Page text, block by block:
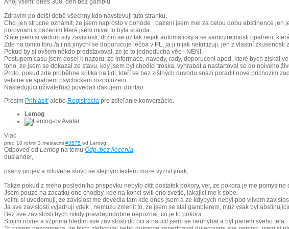
Ahoj všem: dnes 308. den bez gamblu
Zdravím po delší době všechny kdo navstevuji tuto stranku.
Chci jen strucne oznámit, ze jsem naprosto v pohode , bazeni jsem mel za celou dobu abstinence
porovnani s bazenim které jsem mival to byla sranda.
Stále jsem si vedom sily zavislosti, drzim se uz tak nejak automaticky a se samozrejmosti opatreni,
Zde na tomto foru /a i na jinych/ se doporucuje léčba v PL, ja ji nijak nekritizuji, jen z vlastní
Pokud by si ovšem někdo predstavoval, ze je to jednoducha věc - NENI.
Postupem casu jsem dosel k nazoru, ze informace, navody, rady, doporuceni apod, které bych
toho, ze jsem se dokazal ze stavu, kdy jsem byl chodici troska, vyhrabat a nastartoval se do noiveho
Proto, pokud zde proběhne kritika na lidi, kteří se bez zištných duvodu snazi poradit nove prichozim
vetsine ve spatnem psychickem rozpolozeni.
Nasledujúci užívateľ(ia) povedali ďakujem: dontao
Prosím Prihlásiť alebo Registrácia pre zdieľanie konverzácie.
Lemog
Viac
pred 10 rokmi 3 mesiacmi #3575 od Lemog
Odpoveď od Lemog na tému Odp.:bez liecenia
dusiander,
psany projev a mluvene slovo se stejnym textem muze vyznit jinak,
Takze pokud z meho posledniho prispevku nebylo citit dostatek pokory, ver, ze pokora je me
Jsem pouze na zacatku one chodby, kde na konci sviti ono svetlo, lakajici me k sobe.
velmi si uvedomuji, ze zavislost me dovedla tam kde dnes jsem a ze kdybych nebyl pod vlivem
Ja sve zavislosti vyjadruji vdek , nemuzu zmenit to, ze jsem se stal gamblerem, muz vsak byt
Bez sve zavislosti bych nikdy pravdepodobne nepoznal, co je to pokora.
Stojim rovne a vzprima hledim sve zavislosti do oci a naucil jsem se neuhybat a byt panem sveho tela.